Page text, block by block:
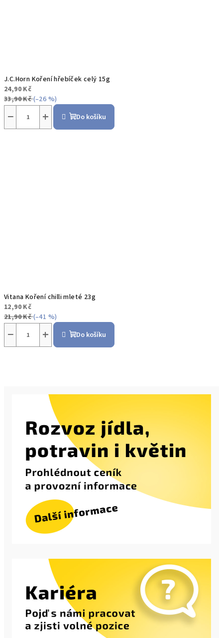
J.C.Horn Koření hřebíček celý 15g
24,90 Kč
33,90 Kč(–26 %)
+
− Do košíku
Vitana Koření chilli mleté 23g
12,90 Kč
21,90 Kč(–41 %)
+
− Do košíku